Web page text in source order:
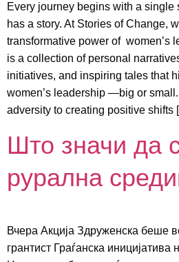
Every journey begins with a single
has a story. At Stories of Change,
transformative power of women’s
is a collection of personal
initiatives, and inspiring tales that
women’s leadership —big or
adversity to creating positive shifts
Што значи да
рурална
Вчера Акција Здруженска беше
грантист Граѓанска